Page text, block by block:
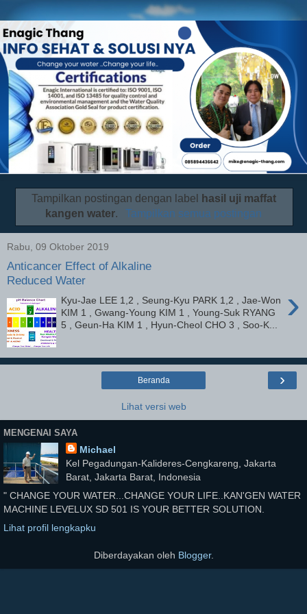
Tampilkan postingan dengan label
hasil uji maffat
kangen water. Tampilkan semua postingan
Rabu, 09 Oktober 2019
Anticancer Effect of Alkaline
Reduced Water
›
Kyu-Jae LEE 1,2 , Seung-Kyu PARK 1,2 , Jae-Won
KIM 1 , Gwang-Young KIM 1 , Young-Suk RYANG
5 , Geun-Ha KIM 1 , Hyun-Cheol CHO 3 , Soo-K...
›
Beranda
Lihat versi web
MENGENAI SAYA
Michael
Kel Pegadungan-Kalideres-Cengkareng, Jakarta
Barat, Jakarta Barat, Indonesia
" CHANGE YOUR WATER...CHANGE YOUR LIFE..KAN'GEN WATER
MACHINE LEVELUX SD 501 IS YOUR BETTER SOLUTION.
Lihat profil lengkapku
Diberdayakan oleh Blogger.